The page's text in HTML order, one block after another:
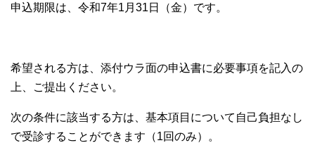
申込期限は、令和7年1月31日（金）です。
希望される方は、添付ウラ面の申込書に必要事項を記入の
上、ご提出ください。
次の条件に該当する方は、基本項目について自己負担なし
で受診することができます（1回のみ）。